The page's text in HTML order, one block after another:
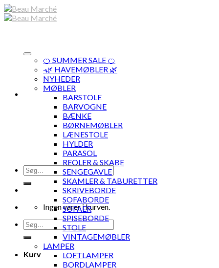
Skip
to
Søg
efter:
Ingen varer i kurven.
Søg
efter:
Kurv
🍊 SUMMER SALE 🍊
·🌿 HAVEMØBLER 🌿
NYHEDER
MØBLER
BARSTOLE
BARVOGNE
BÆNKE
BØRNEMØBLER
LÆNESTOLE
HYLDER
PARASOL
REOLER & SKABE
SENGEGAVLE
SKAMLER & TABURETTER
SKRIVEBORDE
SOFABORDE
SOFAER
SPISEBORDE
STOLE
VINTAGEMØBLER
LAMPER
LOFTLAMPER
BORDLAMPER